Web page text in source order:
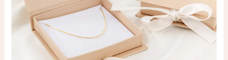
Producten
Alle producten
Nieuwe producten
KAYA Sieraden
Over ons
Samenwerken?